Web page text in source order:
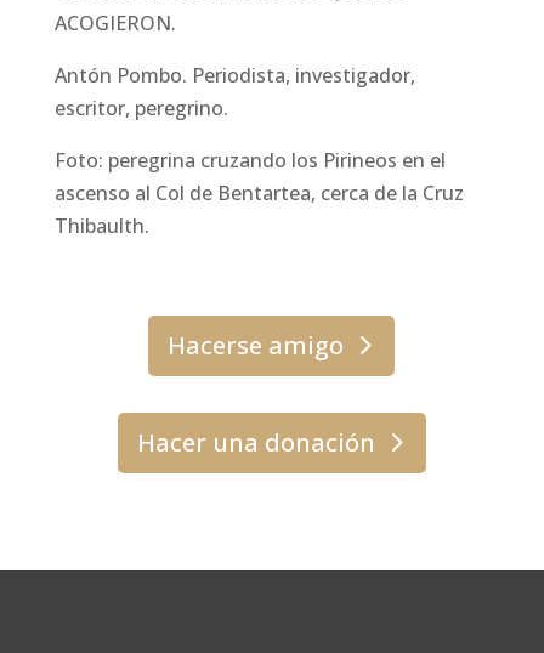
ACOGIERON.
Antón Pombo. Periodista, investigador,
escritor, peregrino.
Foto: peregrina cruzando los Pirineos en el
ascenso al Col de Bentartea, cerca de la Cruz
Thibaulth.
Hacerse amigo
Hacer una donación